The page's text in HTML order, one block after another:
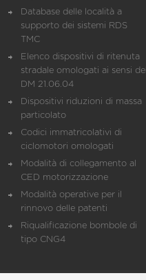
Database delle località a
supporto dei sistemi RDS
TMC
Elenco dispositivi di ritenuta
stradale omologati ai sensi del
DM 21.06.04
Dispositivi riduzioni di massa
particolato
Codici immatricolativi di
ciclomotori omologati
Modalità di collegamento al
CED motorizzazione
Modalità operative per il
rinnovo delle patenti
Riqualificazione bombole di
tipo CNG4